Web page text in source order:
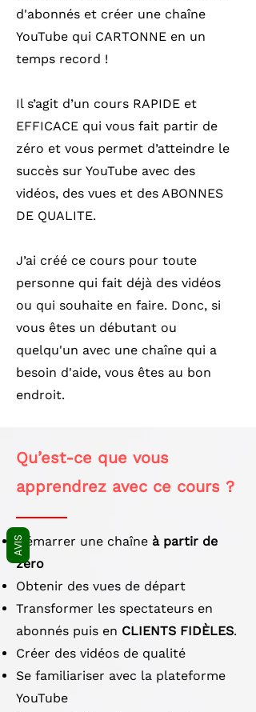
d'abonnés et créer une chaîne
YouTube qui CARTONNE en un
temps record !
Il s’agit d’un cours RAPIDE et
EFFICACE qui vous fait partir de
zéro et vous permet d’atteindre le
succès sur YouTube avec des
vidéos, des vues et des ABONNES
DE QUALITE.
J’ai créé ce cours pour toute
personne qui fait déjà des vidéos
ou qui souhaite en faire. Donc, si
vous êtes un débutant ou
quelqu'un avec une chaîne qui a
besoin d'aide, vous êtes au bon
endroit.
Qu’est-ce que vous
apprendrez avec ce cours ?
Démarrer une chaîne à partir de
zéro
Obtenir des vues de départ
Transformer les spectateurs en
abonnés puis en CLIENTS FIDÈLES.
Créer des vidéos de qualité
Se familiariser avec la plateforme
YouTube
AVIS